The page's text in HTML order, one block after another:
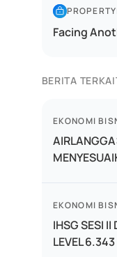
PROPERTY
Facing
BERITA
EKONOMI
EKONOMI
IHSG SESI II
LEVEL 6.343